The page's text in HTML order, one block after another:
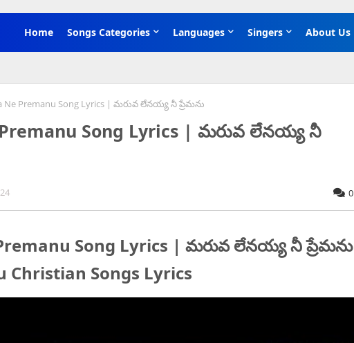
Home
Songs Categories Languages Singers About Us
Ne Premanu Song Lyrics | మరువ లేనయ్య నీ ప్రేమను
Song Lyrics | మరువ లేనయ్య నీ
0
Song Lyrics | మరువ లేనయ్య నీ ప్రేమను
Christian Songs Lyrics